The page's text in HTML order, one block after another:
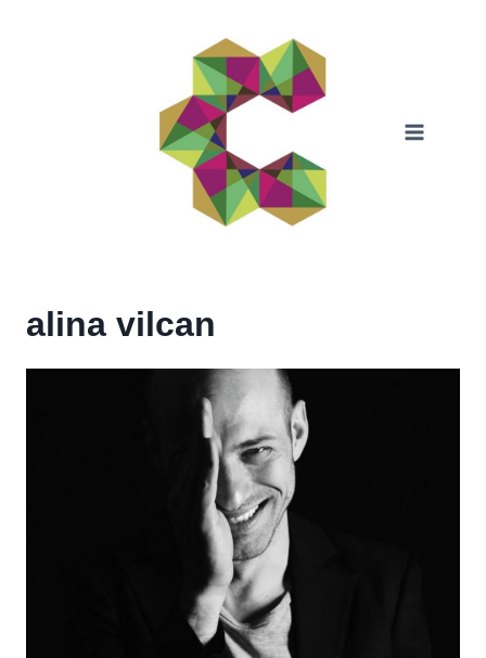
alina vilcan